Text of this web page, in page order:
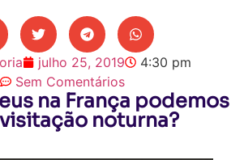
julho 25, 2019
4:30 pm
Sem Comentários
na França podemos
noturna?